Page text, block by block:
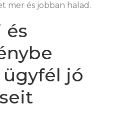
mer és jobban halad.
és
ügyfél jó